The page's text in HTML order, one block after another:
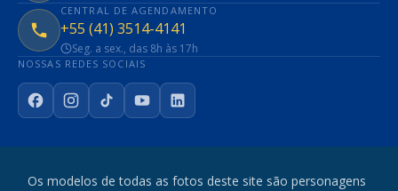
CENTRAL DE AGENDAMENTO
+55 (41) 3514-4141
Seg. a sex., das 8h às 17h
NOSSAS REDES SOCIAIS
FacebookInstagram
TikTokYouTubeLinkedIn
Os modelos de todas as fotos deste site são personagens